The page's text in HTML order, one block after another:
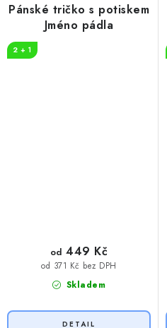
Pánské tričko s potiskem
Jméno pádla
2 + 1
Skladem
od 371 Kč bez DPH
od 449 Kč